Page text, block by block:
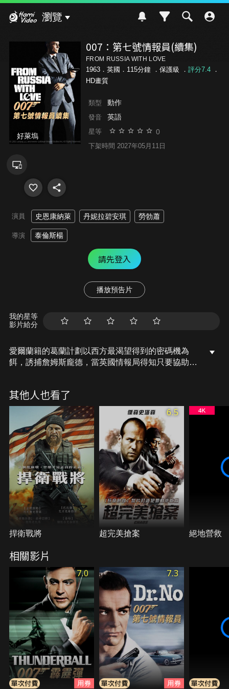
瀏覽
好萊塢
007：第七號情報員(續集)
FROM RUSSIA WITH LOVE
1963．英國．115分鐘 ． 保護級 ． 評分7.4．
HD畫質
類型 動作
發音 英語
星等 0
下架時間 2027年05月11日
演員 史恩康納萊 丹妮拉碧安琪 勞勃蕭
導演 泰倫斯楊
請先登入
播放預告片
我的星等
影片給分
愛爾蘭籍的葛蘭計劃以西方最渴望得到的密碼機為
餌，誘捕詹姆斯龐德，當英國情報局得知只要協助俄
其他人也看了
捍衛戰將
6.5
超完美搶案 絕地營救
相關影片
7.0 7.3